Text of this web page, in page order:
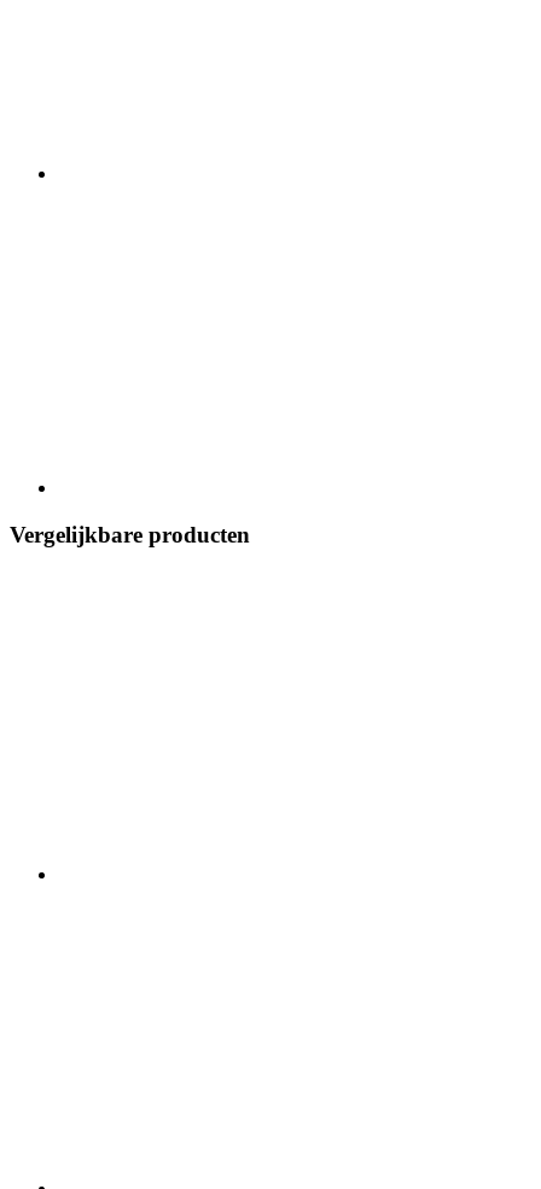
Vergelijkbare producten